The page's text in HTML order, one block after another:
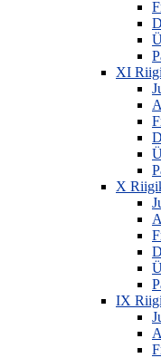
XI
X
IX